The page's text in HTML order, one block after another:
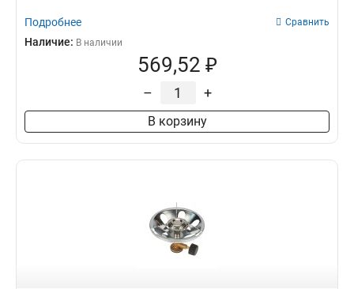
Подробнее Сравнить
Наличие: В наличии
569,52 ₽
– +
В корзину